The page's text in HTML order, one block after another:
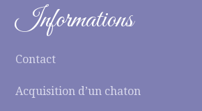
Informations
Contact
Acquisition d’un chaton